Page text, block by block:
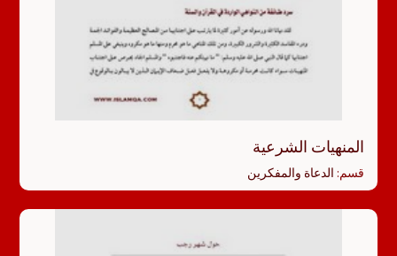
المنهيات الشرعية
قسم: الدعاة والمفكرين